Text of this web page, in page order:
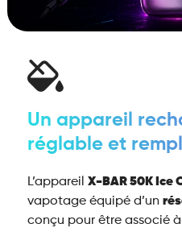
Un appareil
réglable et
L’appareil X-BAR 50K Ice
vapotage équipé d’un
conçu pour être associé